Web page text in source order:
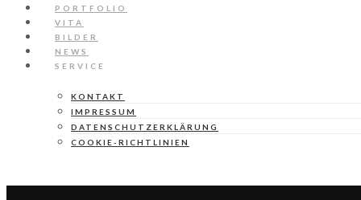
PORTFOLIO
VITA
BILDER
NEWS
SERVICE
KONTAKT
IMPRESSUM
DATENSCHUTZERKLÄRUNG
COOKIE-RICHTLINIEN